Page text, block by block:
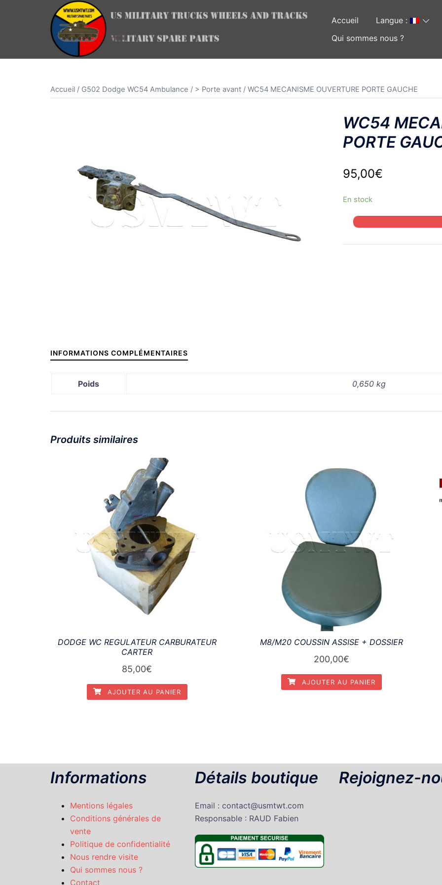
Accueil Langue :
Qui sommes nous ?
Accueil / G502 Dodge WC54 Ambulance / > Porte avant / WC54 MECANISME OUVERTURE PORTE GAUCHE
WC54
PORTE
95,00€
En stock
quantité
WC54
INFORMATIONS COMPLÉMENTAIRES
Poids 0,650 kg
Produits similaires
DODGE WC REGULATEUR CARBURATEUR
CARTER
85,00€
AJOUTER AU PANIER
M8/M20 COUSSIN ASSISE + DOSSIER
200,00€
AJOUTER AU PANIER
Informations
Mentions légales
Conditions générales de
vente
Politique de confidentialité
Nous rendre visite
Qui sommes nous ?
Contact
Détails boutique
Email : contact@usmtwt.com
Responsable : RAUD Fabien
Rejoignez-